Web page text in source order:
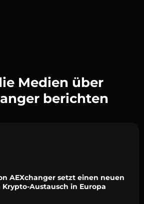
Medien über
berichten
AEXchanger setzt einen neuen
Austausch in Europa